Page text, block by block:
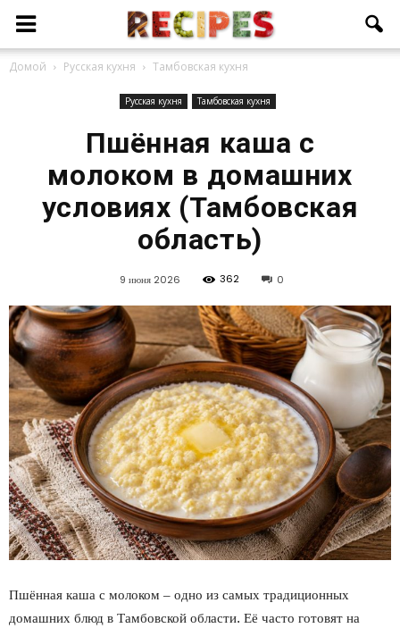
Домой Русская кухня Тамбовская кухня
Русская кухня Тамбовская кухня
Пшённая каша с
молоком в домашних
условиях (Тамбовская
область)
9 июня 2026 362 0
Пшённая каша с молоком – одно из самых традиционных
домашних блюд в Тамбовской области. Её часто готовят на